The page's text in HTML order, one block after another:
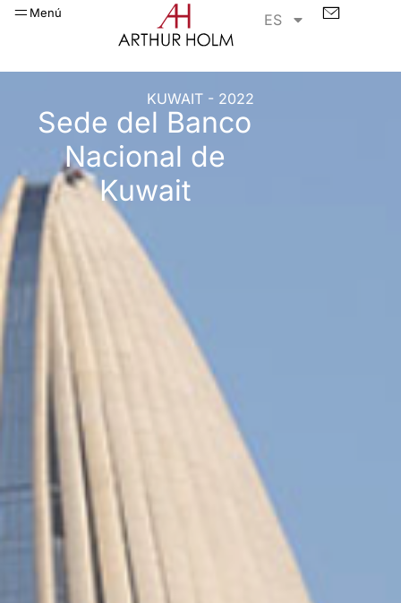
Menú ES
KUWAIT - 2022
Sede del Banco
Nacional de
Kuwait